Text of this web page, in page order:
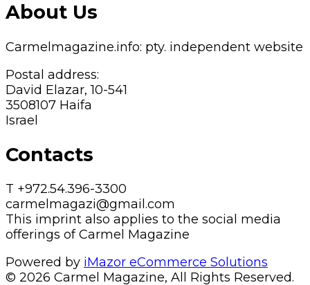
About Us
Carmelmagazine.info: pty. independent website
Postal address:
David Elazar, 10-541
3508107 Haifa
Israel
Contacts
T +972.54.396-3300
carmelmagazi@gmail.com
This imprint also applies to the social media
offerings of Carmel Magazine
Powered by iMazor eCommerce Solutions
© 2026 Carmel Magazine, All Rights Reserved.